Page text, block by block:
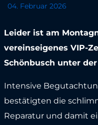
04. Februar 2026
Leider ist am
vereinseigenes VIP-
Schönbusch unter
Intensive
bestätigten die
Reparatur und damit